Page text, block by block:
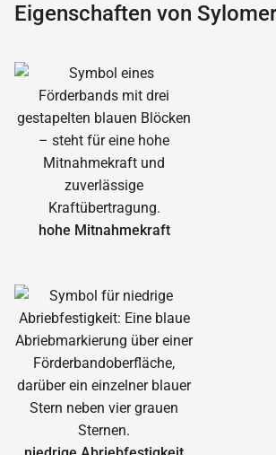
Eigenschaften von
hohe Mitnahmekraft